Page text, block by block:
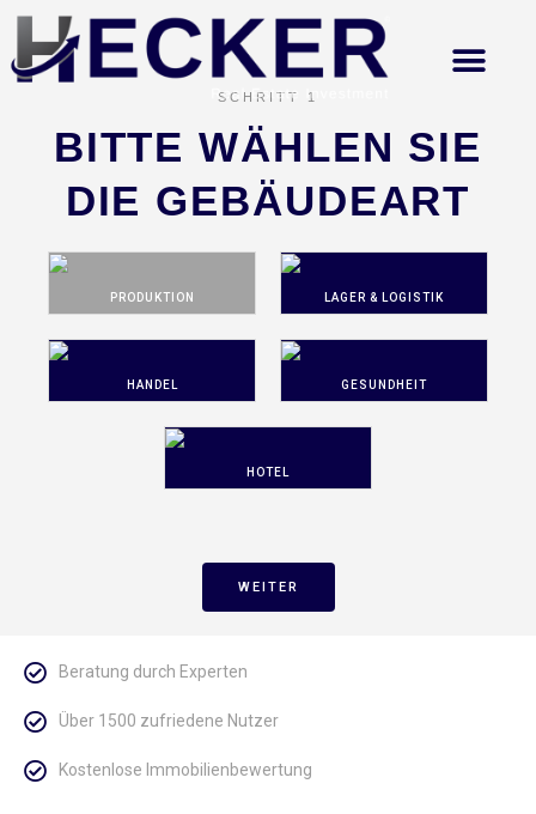
SCHRITT 1
BITTE WÄHLEN SIE
DIE GEBÄUDEART
PRODUKTION LAGER & LOGISTIK
HANDEL GESUNDHEIT
HOTEL
WEITER
Beratung durch Experten
Über 1500 zufriedene Nutzer
Kostenlose Immobilienbewertung